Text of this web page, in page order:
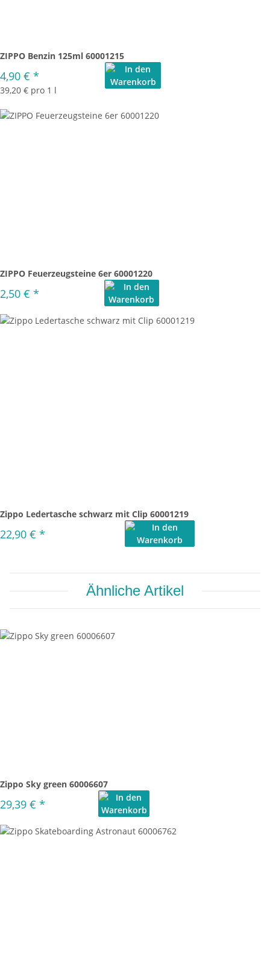
ZIPPO Benzin 125ml 60001215
4,90 € *
39,20 € pro 1 l
ZIPPO Feuerzeugsteine 6er 60001220
2,50 € *
Zippo Ledertasche schwarz mit Clip 60001219
22,90 € *
Ähnliche Artikel
Zippo Sky green 60006607
29,39 € *